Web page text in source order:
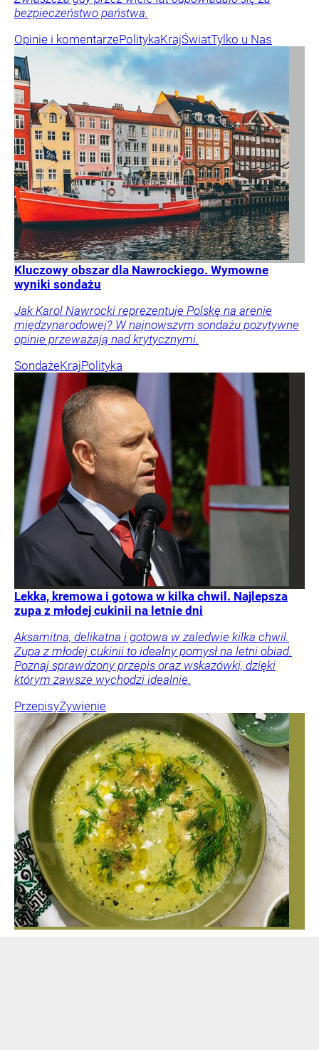
bezpieczeństwo państwa.
Opinie i komentarzePolitykaKrajŚwiatTylko u Nas
Kluczowy obszar dla Nawrockiego. Wymowne
wyniki sondażu
Jak Karol Nawrocki reprezentuje Polskę na arenie
międzynarodowej? W najnowszym sondażu pozytywne
opinie przeważają nad krytycznymi.
SondażeKrajPolityka
Lekka, kremowa i gotowa w kilka chwil. Najlepsza
zupa z młodej cukinii na letnie dni
Aksamitna, delikatna i gotowa w zaledwie kilka chwil.
Zupa z młodej cukinii to idealny pomysł na letni obiad.
Poznaj sprawdzony przepis oraz wskazówki, dzięki
którym zawsze wychodzi idealnie.
PrzepisyŻywienie